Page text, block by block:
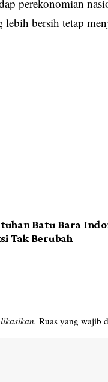
perekonomian
lebih bersih tetap
Batu Bara
Tak Berubah
Ruas yang wajib